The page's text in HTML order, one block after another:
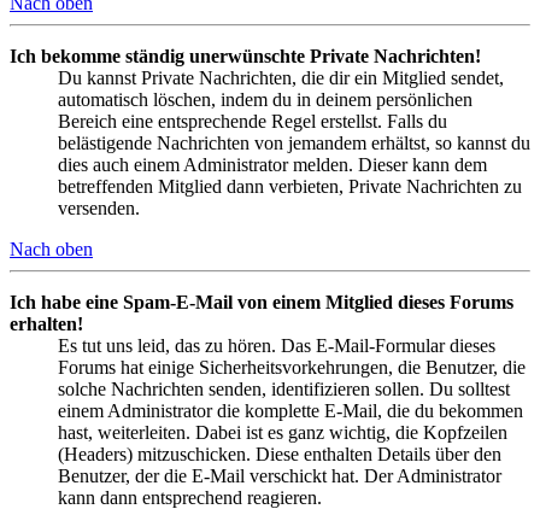
Ich bekomme ständig unerwünschte Private Nachrichten!
Du kannst Private Nachrichten, die dir ein Mitglied sendet,
automatisch löschen, indem du in deinem persönlichen
Bereich eine entsprechende Regel erstellst. Falls du
belästigende Nachrichten von jemandem erhältst, so kannst du
dies auch einem Administrator melden. Dieser kann dem
betreffenden Mitglied dann verbieten, Private Nachrichten zu
versenden.
Nach oben
Ich habe eine Spam-E-Mail von einem Mitglied dieses Forums
erhalten!
Es tut uns leid, das zu hören. Das E-Mail-Formular dieses
Forums hat einige Sicherheitsvorkehrungen, die Benutzer, die
solche Nachrichten senden, identifizieren sollen. Du solltest
einem Administrator die komplette E-Mail, die du bekommen
hast, weiterleiten. Dabei ist es ganz wichtig, die Kopfzeilen
(Headers) mitzuschicken. Diese enthalten Details über den
Benutzer, der die E-Mail verschickt hat. Der Administrator
kann dann entsprechend reagieren.